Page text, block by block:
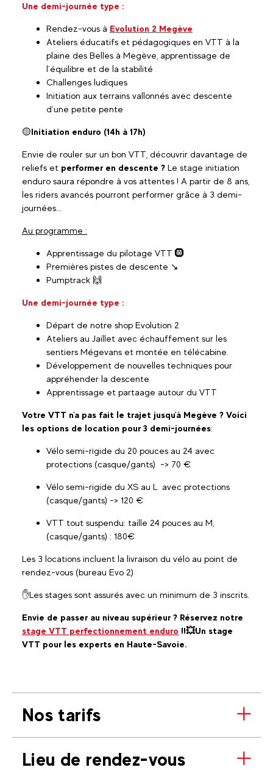
Une demi-journée type :
Rendez-vous à Evolution 2 Megève
Ateliers éducatifs et pédagogiques en VTT à la
plaine des Belles à Megève, apprentissage de
l’équilibre et de la stabilité
Challenges ludiques
Initiation aux terrains vallonnés avec descente
d’une petite pente
🟡Initiation enduro (14h à 17h)
Envie de rouler sur un bon VTT, découvrir davantage de
reliefs et performer en descente ? Le stage initiation
enduro saura répondre à vos attentes ! A partir de 8 ans,
les riders avancés pourront performer grâce à 3 demi-
journées...
Au programme :
Apprentissage du pilotage VTT 🛞
Premières pistes de descente ↘️
Pumptrack 🙌
Une demi-journée type :
Départ de notre shop Evolution 2
Ateliers au Jaillet avec échauffement sur les
sentiers Mégevans et montée en télécabine.
Développement de nouvelles techniques pour
appréhender la descente
Apprentissage et partaage autour du VTT
Votre VTT n'a pas fait le trajet jusqu'à Megève ? Voici
les options de location pour 3 demi-journées:
Vélo semi-rigide du 20 pouces au 24 avec
protections (casque/gants) -> 70 €
Vélo semi-rigide du XS au L avec protections
(casque/gants) -> 120 €
VTT tout suspendu: taille 24 pouces au M,
(casque/gants) : 180€
Les 3 locations incluent la livraison du vélo au point de
rendez-vous (bureau Evo 2)
✋Les stages sont assurés avec un minimum de 3 inscrits.
Envie de passer au niveau supérieur ? Réservez notre
stage VTT perfectionnement enduro !!💥Un stage
VTT pour les experts en Haute-Savoie.
Nos tarifs
Lieu de rendez-vous